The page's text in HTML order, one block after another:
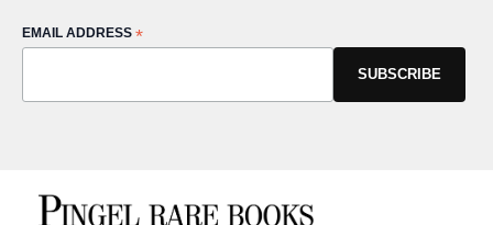
EMAIL ADDRESS *